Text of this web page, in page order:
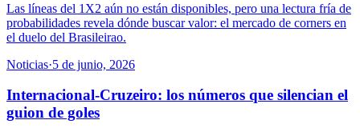
Las líneas del 1X2 aún no están disponibles, pero una lectura fría de
probabilidades revela dónde buscar valor: el mercado de corners en
el duelo del Brasileirao.
Noticias·5 de junio, 2026
Internacional-Cruzeiro: los números que silencian el
guion de goles